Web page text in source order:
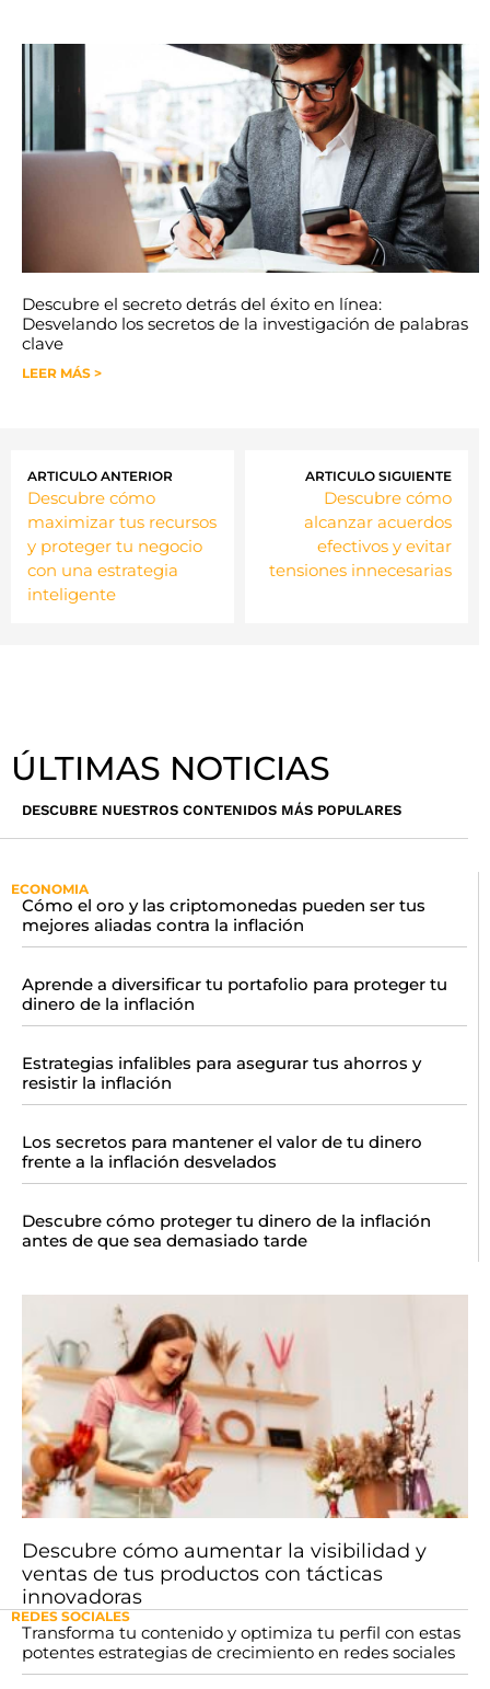
Descubre el secreto detrás del éxito en línea:
Desvelando los secretos de la investigación de palabras
clave
LEER MÁS >
ARTICULO ANTERIOR
Descubre cómo
maximizar tus recursos
y proteger tu negocio
con una estrategia
inteligente
ARTICULO SIGUIENTE
Descubre cómo
alcanzar acuerdos
efectivos y evitar
tensiones innecesarias
ÚLTIMAS NOTICIAS
DESCUBRE NUESTROS CONTENIDOS MÁS POPULARES
ECONOMIA
Cómo el oro y las criptomonedas pueden ser tus
mejores aliadas contra la inflación
Aprende a diversificar tu portafolio para proteger tu
dinero de la inflación
Estrategias infalibles para asegurar tus ahorros y
resistir la inflación
Los secretos para mantener el valor de tu dinero
frente a la inflación desvelados
Descubre cómo proteger tu dinero de la inflación
antes de que sea demasiado tarde
Descubre cómo aumentar la visibilidad y
ventas de tus productos con tácticas
innovadoras
REDES SOCIALES
Transforma tu contenido y optimiza tu perfil con estas
potentes estrategias de crecimiento en redes sociales